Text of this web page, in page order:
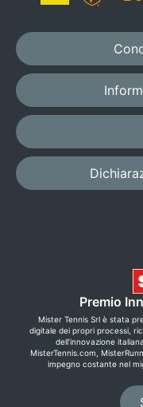
Premio
Mister Tennis Srl è stata
digitale dei propri processi,
dell’innovazione
MisterTennis.com,
impegno costante nel